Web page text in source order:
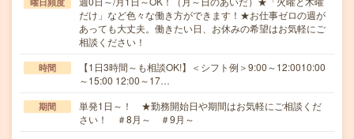
だけ」など色々な働き方ができます！★お仕事ゼロの週が
あっても大丈夫。働きたい日、お休みの希望はお気軽にご
相談ください！
時間
【1日3時間～も相談OK!】＜シフト例＞9:00～12:0010:00
～15:00 12:00～17…
期間
単発1日～！ ★勤務開始日や期間はお気軽にご相談くだ
さい！ ＃8月～ ＃9月～